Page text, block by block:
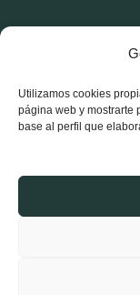
Utilizamos cookies
página web y mostrarte
base al perfil que